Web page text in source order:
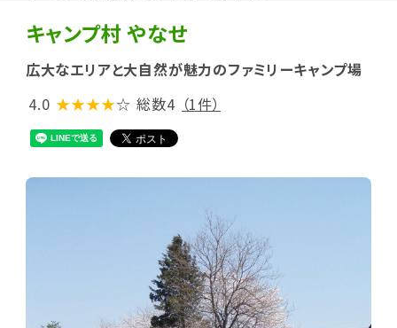
キャンプ村 やなせ
広大なエリアと大自然が魅力のファミリーキャンプ場
4.0 ★★★★☆ 総数4 （1件）